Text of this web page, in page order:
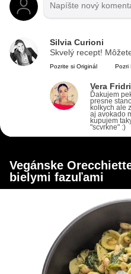
Silvia Curioni
Skvelý recept!
Pozrite si Originál Pozri
Vera
Ďakujem
presne
kolkych ale
aj avokado
kupujem
"scvrkne" :)
Vegánske
bielymi fazuľami